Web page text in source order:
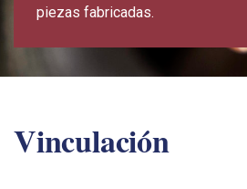
piezas fabricadas.
Vinculación